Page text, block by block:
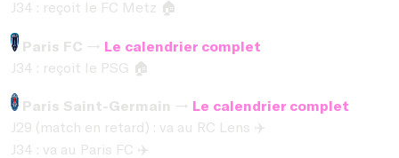
J34 : reçoit le FC Metz 🏠
Paris FC → Le calendrier complet
J34 : reçoit le PSG 🏠
Paris Saint-Germain → Le calendrier complet
J29 (match en retard) : va au RC Lens ✈️
J34 : va au Paris FC ✈️